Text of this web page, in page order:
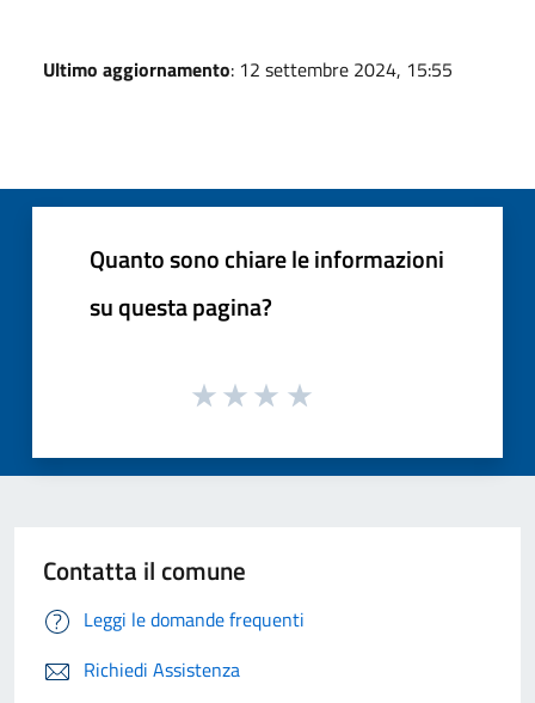
Ultimo aggiornamento: 12 settembre 2024, 15:55
Quanto sono chiare le informazioni
su questa pagina?
Contatta il comune
Leggi le domande frequenti
Richiedi Assistenza